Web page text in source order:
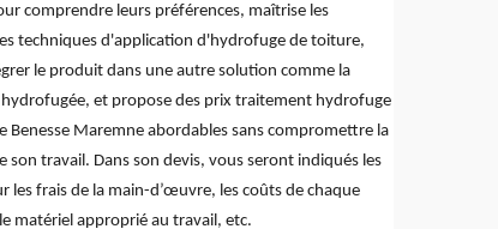
comprendre leurs préférences, maîtrise les
techniques d'application d'hydrofuge de toiture,
le produit dans une autre solution comme la
et propose des prix traitement hydrofuge
Benesse Maremne abordables sans compromettre la
son travail. Dans son devis, vous seront indiqués les
les frais de la main-d’œuvre, les coûts de chaque
matériel approprié au travail, etc.